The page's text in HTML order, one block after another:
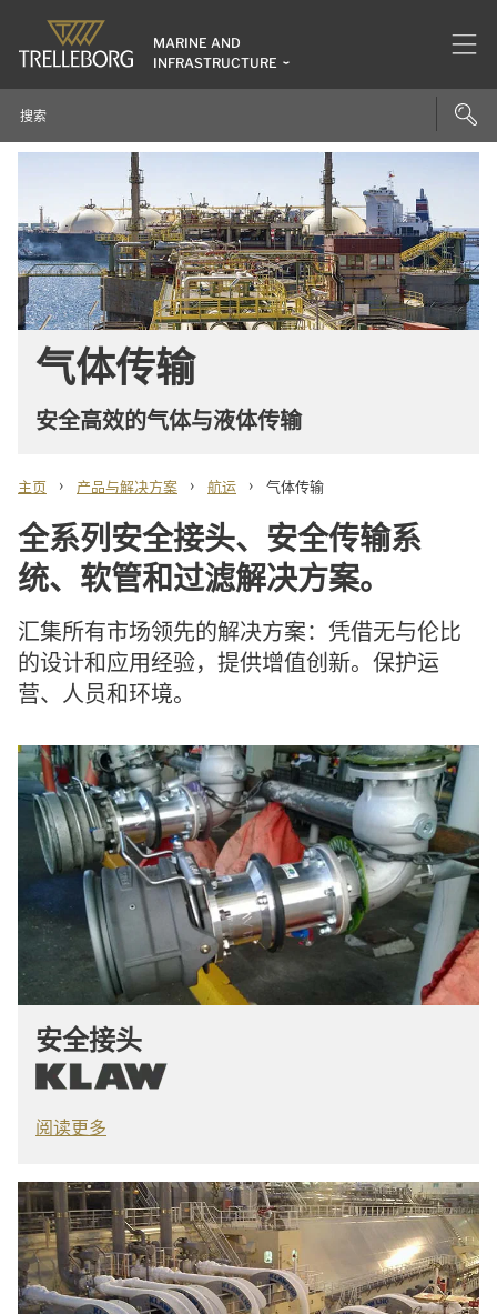
MARINE AND
INFRASTRUCTURE
气体传输
安全高效的气体与液体传输
主页 › 产品与解决方案 › 航运 › 气体传输
全系列安全接头、安全传输系
统、软管和过滤解决方案。
汇集所有市场领先的解决方案：凭借无与伦比
的设计和应用经验，提供增值创新。保护运
营、人员和环境。
安全接头
阅读更多